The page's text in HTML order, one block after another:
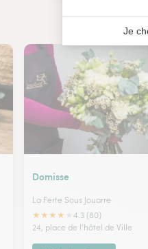
Domisse
La Ferte Sous Jouarre
★★★★
4.3 (80)
24, place de l'hôtel de Ville